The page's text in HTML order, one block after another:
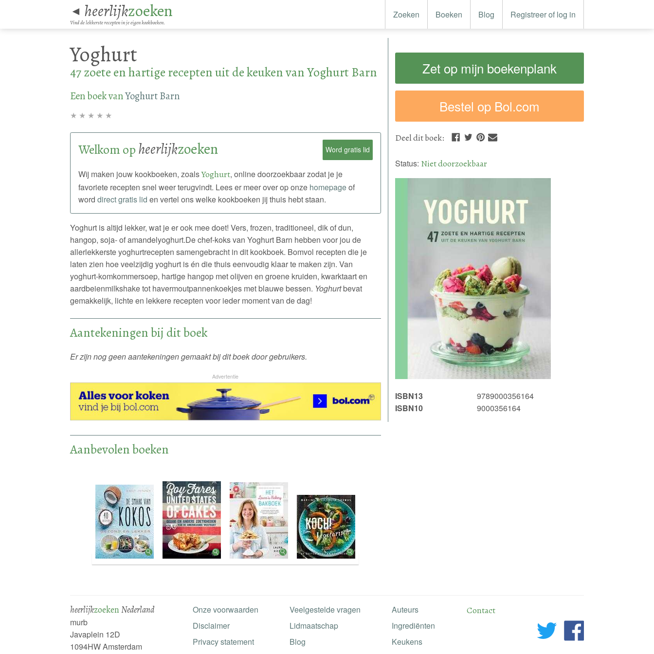
◄ heerlijkzoeken
Vind de lekkerste recepten in je eigen kookboeken.
Zoeken Boeken Blog Registreer of log in
Yoghurt
47 zoete en hartige recepten uit de keuken van Yoghurt Barn
Een boek vanYoghurt Barn
★ ★ ★ ★ ★
Word gratis lid
Welkom op heerlijkzoeken
Wij maken jouw kookboeken, zoalsYoghurt, online doorzoekbaar zodat je je
favoriete recepten snel weer terugvindt. Lees er meer over op onze homepageof
word direct gratis lid en vertel ons welke kookboeken jij thuis hebt staan.
Yoghurt is altijd lekker, wat je er ook mee doet! Vers, frozen, traditioneel, dik of dun,
hangop, soja- of amandelyoghurt.De chef-koks van Yoghurt Barn hebben voor jou de
allerlekkerste yoghurtrecepten samengebracht in dit kookboek. Bomvol recepten die je
laten zien hoe veelzijdig yoghurt is én die thuis eenvoudig klaar te maken zijn. Van
yoghurt-komkommersoep, hartige hangop met olijven en groene kruiden, kwarktaart en
aardbeienmilkshake tot havermoutpannenkoekjes met blauwe bessen. Yoghurtbevat
gemakkelijk, lichte en lekkere recepten voor ieder moment van de dag!
Aantekeningen bij dit boek
Er zijn nog geen aantekeningen gemaakt bij dit boek door gebruikers.
Advertentie
Aanbevolen boeken
Zet op mijn boekenplank
Bestel op Bol.com
Deeldit boek:
Status: Niet doorzoekbaar
ISBN13
9789000356164
ISBN10
9000356164
heerlijkzoekenNederland
murb
Javaplein 12D
1094HW Amsterdam
Onze voorwaarden
Disclaimer
Privacy statement
Veelgestelde vragen
Lidmaatschap
Blog
Auteurs
Ingrediënten
Keukens
Contact